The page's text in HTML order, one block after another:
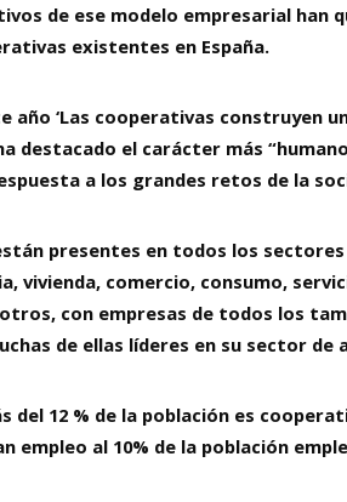
de ese modelo empresarial han
existentes en España.
año ‘Las cooperativas construyen
destacado el carácter más
a los grandes retos de la
presentes en todos los
vivienda, comercio, consumo,
con empresas de todos los
de ellas líderes en su sector de
del 12 % de la población es
empleo al 10% de la población